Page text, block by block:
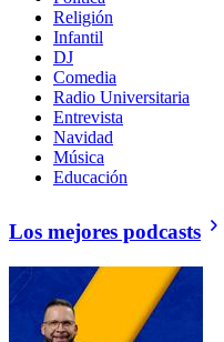
Religión
Infantil
DJ
Comedia
Radio Universitaria
Entrevista
Navidad
Música
Educación
Los mejores podcasts